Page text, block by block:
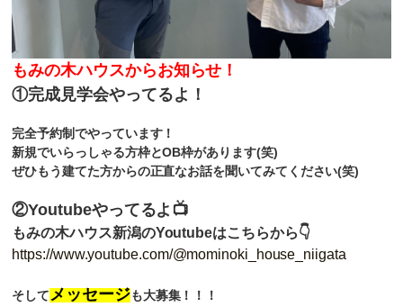
もみの木ハウスからお知らせ！
①完成見学会やってるよ！
完全予約制でやっています！
新規でいらっしゃる方枠とOB枠があります(笑)
ぜひもう建てた方からの正直なお話を聞いてみてください(笑)
②Youtubeやってるよ📺
もみの木ハウス新潟のYoutubeはこちらから👇
https://www.youtube.com/@mominoki_house_niigata
そしてメッセージも大募集！！！